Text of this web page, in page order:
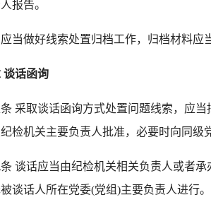
报告。
做好线索处置归档工作，归档材料应
话函询
取谈话函询方式处置问题线索，应当
检机关主要负责人批准，必要时向同级
话应当由纪检机关相关负责人或者承
谈话人所在党委(党组)主要负责人进行。